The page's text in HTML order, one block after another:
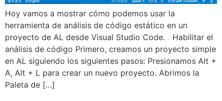
Hoy vamos a mostrar cómo podemos usar la
herramienta de análisis de código estático en un
proyecto de AL desde Visual Studio Code. Habilitar el
análisis de código Primero, creamos un proyecto simple
en AL siguiendo los siguientes pasos: Presionamos Alt +
A, Alt + L para crear un nuevo proyecto. Abrimos la
Paleta de […]